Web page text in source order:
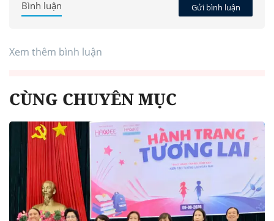
Gửi bình luận
Bình luận
Xem thêm bình luận
CÙNG CHUYÊN MỤC